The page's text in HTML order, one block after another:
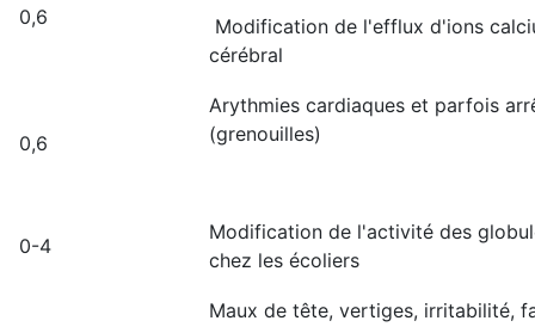
0,6
Modification de l'efflux d'ions
cérébral
0,6
Arythmies cardiaques et parfois
(grenouilles)
0-4
Modification de l'activité des
chez les écoliers
Maux de tête, vertiges, irritabilité,